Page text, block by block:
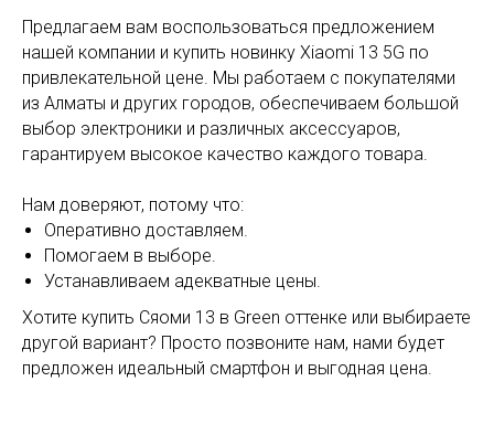
Предлагаем вам воспользоваться предложением
нашей компании и купить новинку Xiaomi 13 5G по
привлекательной цене. Мы работаем с покупателями
из Алматы и других городов, обеспечиваем большой
выбор электроники и различных аксессуаров,
гарантируем высокое качество каждого товара.
Нам доверяют, потому что:
Оперативно доставляем.
Помогаем в выборе.
Устанавливаем адекватные цены.
Хотите купить Сяоми 13 в Green оттенке или выбираете
другой вариант? Просто позвоните нам, нами будет
предложен идеальный смартфон и выгодная цена.